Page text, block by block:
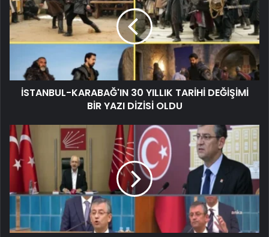
İSTANBUL-KARABAĞ'IN 30 YILLIK TARİHİ DEĞİŞİMİ
BİR YAZI DİZİSİ OLDU